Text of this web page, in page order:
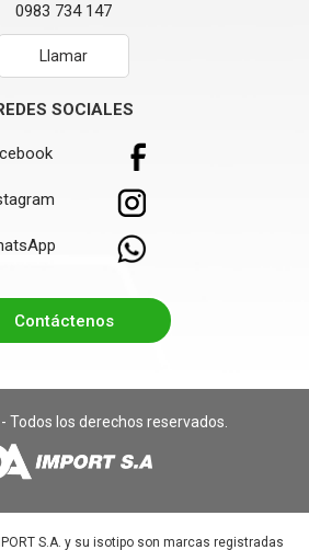
0983 734 147
Llamar
SOCIALES
Contáctenos
Todos los derechos reservados.
S.A. y su isotipo son marcas registradas